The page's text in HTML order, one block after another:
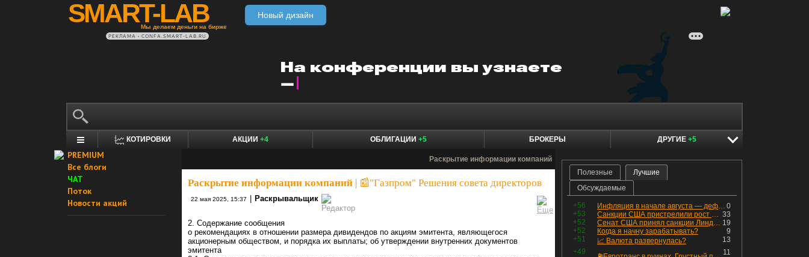
SMART-LAB
Мы делаем деньги на бирже
Новый дизайн
РЕКЛАМА • CONFA.SMART-LAB.RU
КОТИРОВКИ АКЦИИ +4 ОБЛИГАЦИИ +5 БРОКЕРЫ ДРУГИЕ +5
PREMIUM
Все блоги
ЧАТ
Поток
Новости акций
Раскрытие информации компаний
Раскрытие информации компаний 📰"Газпром" Решения совета директоров
22 мая 2025, 15:37 Раскрывальщик
2. Содержание сообщения
о рекомендациях в отношении размера дивидендов по акциям эмитента, являющегося
акционерным обществом, и порядка их выплаты; об утверждении внутренних документов
эмитента
Полезные
Лучшие
Обсуждаемые
+56 0
Инфляция в начале августа — дефляция из-за топлива и плодоовощной корзины, но услуги продолжают дорожать, а рубль начал ослабевать.
+53
33
Санкции США пристрелили рост акций в России
+52
19
Сенат США принял санкции Линдси Грэма против России
+52
9
Когда я начну зарабатывать?
+51
13
📈 Валюта развернулась?
+49
11